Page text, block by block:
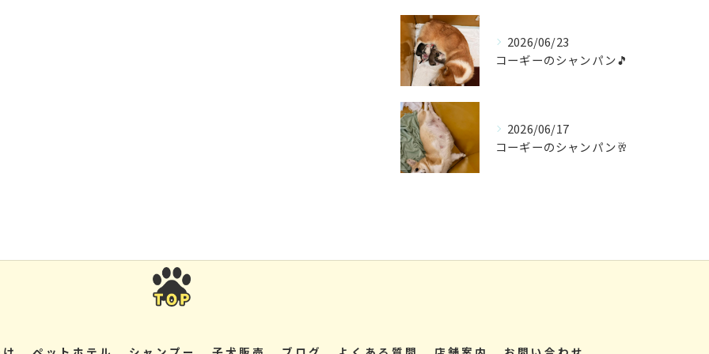
2026/06/23
コーギーのシャンパン🎵
2026/06/17
コーギーのシャンパン🥂